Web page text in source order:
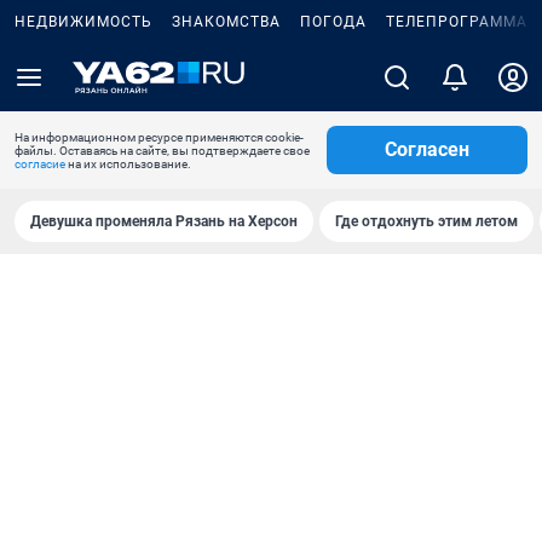
НЕДВИЖИМОСТЬ ЗНАКОМСТВА ПОГОДА ТЕЛЕПРОГРАММА
На информационном ресурсе применяются cookie-
файлы. Оставаясь на сайте, вы подтверждаете свое
согласиена их использование.
Согласен
Девушка променяла Рязань на Херсон Где отдохнуть этим летом